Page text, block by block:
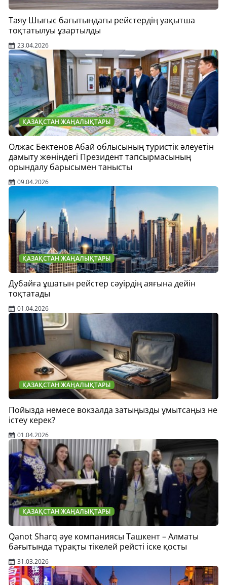
Таяу Шығыс бағытындағы рейстердің уақытша
тоқтатылуы ұзартылды
23.04.2026
ҚАЗАҚСТАН ЖАҢАЛЫҚТАРЫ
Олжас Бектенов Абай облысының туристік әлеуетін
дамыту жөніндегі Президент тапсырмасының
орындалу барысымен танысты
09.04.2026
ҚАЗАҚСТАН ЖАҢАЛЫҚТАРЫ
Дубайға ұшатын рейстер сәуірдің аяғына дейін
тоқтатады
01.04.2026
ҚАЗАҚСТАН ЖАҢАЛЫҚТАРЫ
Пойызда немесе вокзалда затыңызды ұмытсаңыз не
істеу керек?
01.04.2026
ҚАЗАҚСТАН ЖАҢАЛЫҚТАРЫ
Qanot Sharq әуе компаниясы Ташкент – Алматы
бағытында тұрақты тікелей рейсті іске қосты
31.03.2026